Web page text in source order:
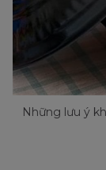
Những lưu ý